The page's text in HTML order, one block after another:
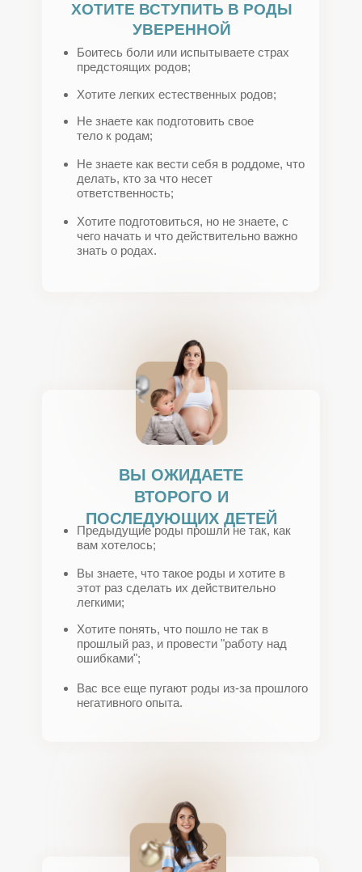
ХОТИТЕ ВСТУПИТЬ В РОДЫ
УВЕРЕННОЙ
ВЫ ОЖИДАЕТЕ
ВТОРОГО И
ПОСЛЕДУЮЩИХ ДЕТЕЙ
Боитесь боли или испытываете страх
предстоящих родов;
Предыдущие роды прошли не так, как
вам хотелось;
Хотите легких естественных родов;
Не знаете как подготовить свое
тело к родам;
Не знаете как вести себя в роддоме, что
делать, кто за что несет
ответственность;
Хотите подготовиться, но не знаете, с
чего начать и что действительно важно
знать о родах.
Вы знаете, что такое роды и хотите в
этот раз сделать их действительно
легкими;
Хотите понять, что пошло не так в
прошлый раз, и провести "работу над
ошибками";
Вас все еще пугают роды из-за прошлого
негативного опыта.